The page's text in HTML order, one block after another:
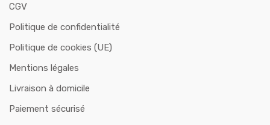
CGV
Politique de confidentialité
Politique de cookies (UE)
Mentions légales
Livraison à domicile
Paiement sécurisé